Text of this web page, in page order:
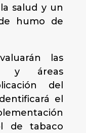
salud y un
humo de
las
y áreas
del
el
de tabaco